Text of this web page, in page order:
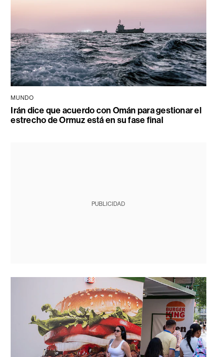
MUNDO
Irán dice que acuerdo con Omán para gestionar el
estrecho de Ormuz está en su fase final
PUBLICIDAD